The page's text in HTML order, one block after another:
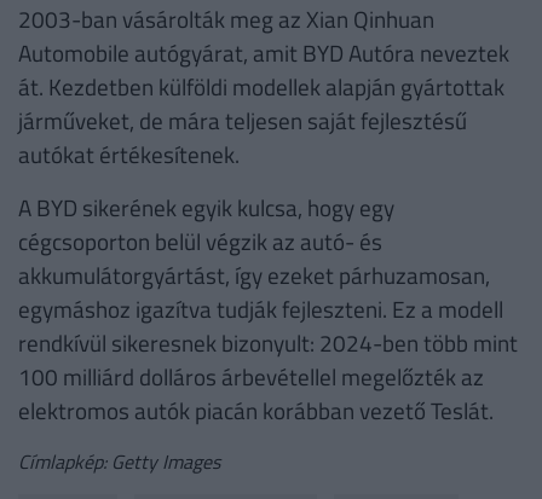
2003-ban vásárolták meg az Xian Qinhuan
Automobile autógyárat, amit BYD Autóra neveztek
át. Kezdetben külföldi modellek alapján gyártottak
járműveket, de mára teljesen saját fejlesztésű
autókat értékesítenek.
A BYD sikerének egyik kulcsa, hogy egy
cégcsoporton belül végzik az autó- és
akkumulátorgyártást, így ezeket párhuzamosan,
egymáshoz igazítva tudják fejleszteni. Ez a modell
rendkívül sikeresnek bizonyult: 2024-ben több mint
100 milliárd dolláros árbevétellel megelőzték az
elektromos autók piacán korábban vezető Teslát.
Címlapkép: Getty Images